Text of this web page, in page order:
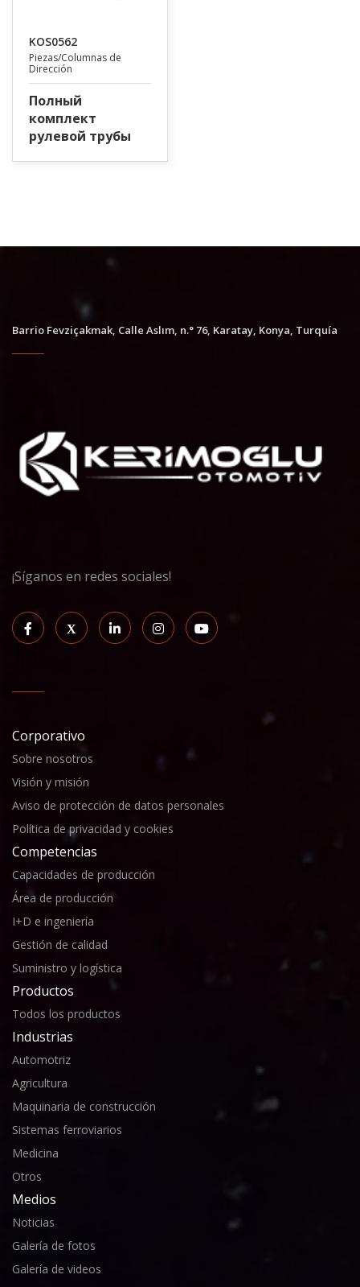
KOS0562
Piezas/Columnas de
Dirección
Полный
комплект
рулевой трубы
Barrio Fevziçakmak, Calle Aslım, n.° 76, Karatay, Konya, Turquía
¡Síganos en redes sociales!
Corporativo
Sobre nosotros
Visión y misión
Aviso de protección de datos personales
Política de privacidad y cookies
Competencias
Capacidades de producción
Área de producción
I+D e ingeniería
Gestión de calidad
Suministro y logística
Productos
Todos los productos
Industrias
Automotriz
Agricultura
Maquinaria de construcción
Sistemas ferroviarios
Medicina
Otros
Medios
Noticias
Galería de fotos
Galería de videos